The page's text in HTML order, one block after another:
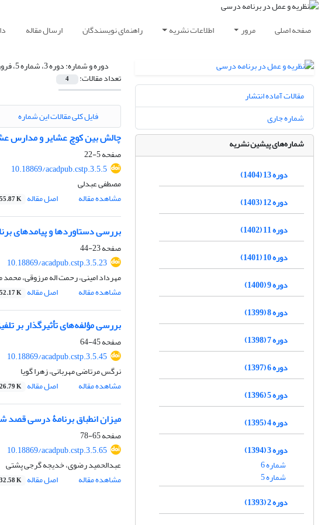
صفحه اصلی مرور اطلاعات نشریه راهنمای نویسندگان ارسال مقاله
دوره و شماره:دوره 3، شماره 5، فروردین 1394، صفحه 1-152
تعداد مقالات: 4
فایل کلی مقالات این شماره
چالش بین کوچ عشایر و مدارس
صفحه5-22
‎10.18869/acadpub.cstp.3.5.5
مصطفی عبدلی
مشاهده مقاله
اصل مقاله K
بررسی دستاوردها و پیامدهای
صفحه23-44
‎10.18869/acadpub.cstp.3.5.23
مهرداد امینی، رحمت اله مرزوقی،
مشاهده مقاله
اصل مقاله K
بررسی مؤلفه‌های تأثیرگذار بر
صفحه45-64
‎10.18869/acadpub.cstp.3.5.45
نرگس مرتاضی مهربانی، زهرا گویا
مشاهده مقاله
اصل مقاله K
میزان انطباق برنامۀ ‌درسی
صفحه65-78
‎10.18869/acadpub.cstp.3.5.65
عبدالحمید رضوی، خدیجه گرجی پشتی
مشاهده مقاله
اصل مقاله K
مقالات آماده انتشار
شماره جاری
شماره‌های پیشین نشریه
دوره 13 (1404)
دوره 12 (1403)
دوره 11 (1402)
دوره 10 (1401)
دوره 9 (1400)
دوره 8 (1399)
دوره 7 (1398)
دوره 6 (1397)
دوره 5 (1396)
دوره 4 (1395)
دوره 3 (1394)
شماره 6
شماره 5
دوره 2 (1393)